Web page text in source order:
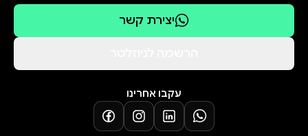
יצירת קשר
עקבו אחרינו